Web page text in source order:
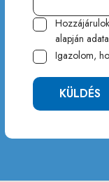
alapján
Igazolom,
KÜLDÉS